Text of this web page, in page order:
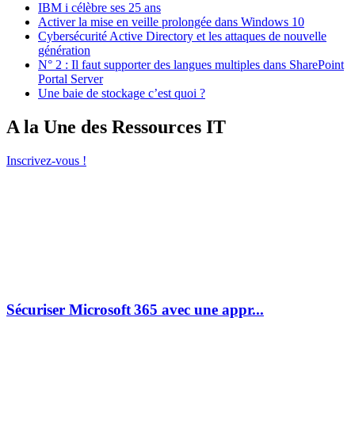
IBM i célèbre ses 25 ans
Activer la mise en veille prolongée dans Windows 10
Cybersécurité Active Directory et les attaques de nouvelle
génération
N° 2 : Il faut supporter des langues multiples dans SharePoint
Portal Server
Une baie de stockage c’est quoi ?
A la Une des Ressources IT
Inscrivez-vous !
Sécuriser Microsoft 365 avec une appr...